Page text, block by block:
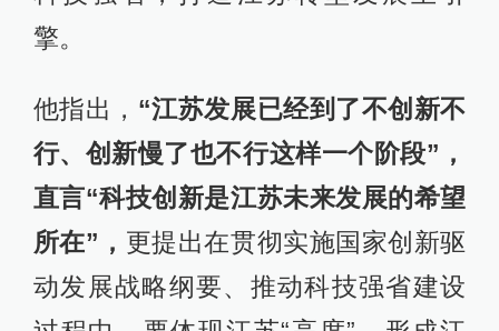
画面中，李强出现在与会者行列中。
关注基层民生、关注老百姓的切身利
益、关注低收入人群的生活状态，从
浙江基层一步步成长起来的李强，在
转战江苏后，延续了他一贯的工作风
格。